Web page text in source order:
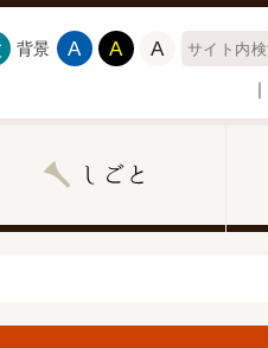
背景 A A A
｜